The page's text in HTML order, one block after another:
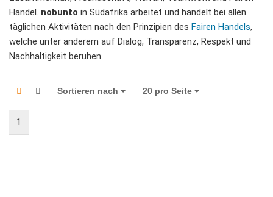
Handel. nobunto in Südafrika arbeitet und handelt bei allen
täglichen Aktivitäten nach den Prinzipien des Fairen Handels,
welche unter anderem auf Dialog, Transparenz, Respekt und
Nachhaltigkeit beruhen.
Sortieren nach
Sortieren nach 20 pro Seite
pro Seite
1